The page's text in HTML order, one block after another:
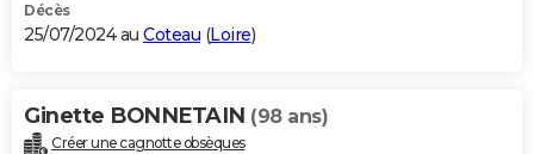
Décès
25/07/2024 au Coteau (Loire)
Ginette BONNETAIN (98 ans)
Créer une cagnotte obsèques